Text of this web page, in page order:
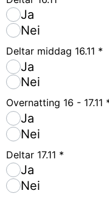
Ja
Nei
Deltar middag 16.11 *
Ja
Nei
Overnatting 16 - 17.11
Ja
Nei
Deltar 17.11 *
Ja
Nei